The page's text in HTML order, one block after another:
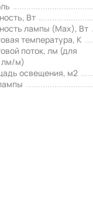
Вт
лампы (Max), Вт
температура, К
поток, лм (для
лм/м)
освещения, м2